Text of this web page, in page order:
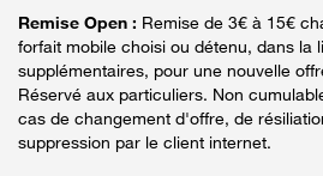
Remise Open : Remise de 3€ à 15€
forfait mobile choisi ou détenu, dans la
supplémentaires, pour une nouvelle
Réservé aux particuliers. Non
cas de changement d'offre, de
suppression par le client internet.